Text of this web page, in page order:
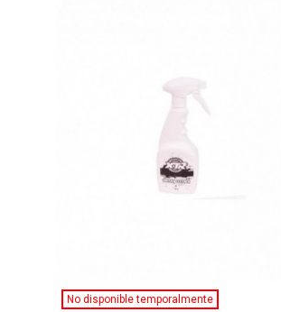
Ver Más
No disponible temporalmente